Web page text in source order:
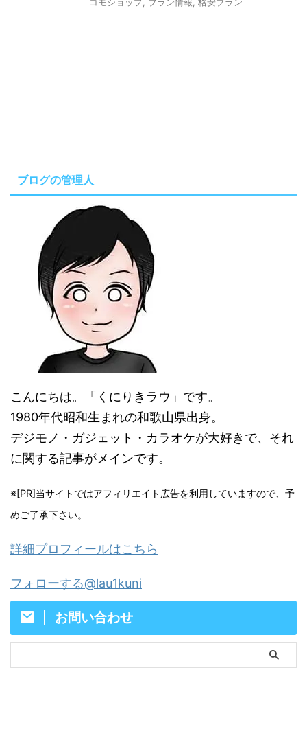
ブログの管理人
こんにちは。「くにりきラウ」です。
1980年代昭和生まれの和歌山県出身。
デジモノ・ガジェット・カラオケが大好きで、それ
に関する記事がメインです。
※[PR]当サイトではアフィリエイト広告を利用していますので、予
めご了承下さい。
詳細プロフィールはこちら
フォローする@lau1kuni
お問い合わせ